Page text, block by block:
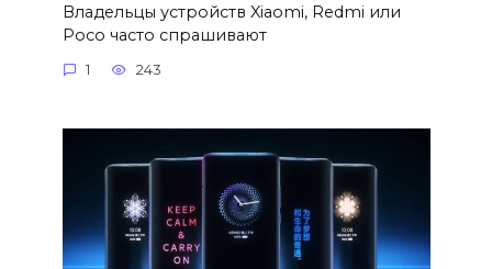
Владельцы устройств Xiaomi, Redmi или
Poco часто спрашивают
1 243